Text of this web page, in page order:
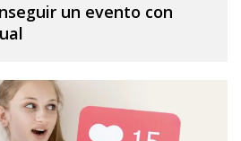
un evento con